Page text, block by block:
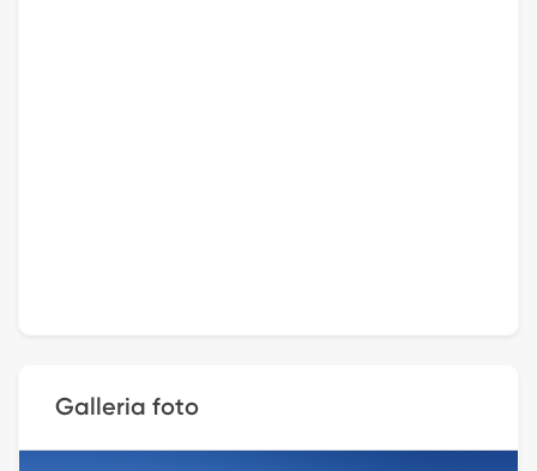
Galleria foto